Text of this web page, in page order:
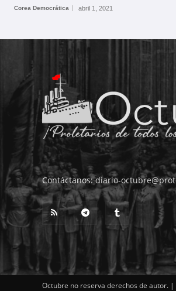
Corea Democrática abril 1, 2021
Contáctanos:diario-
Octubre no reserva derechos de autor. |